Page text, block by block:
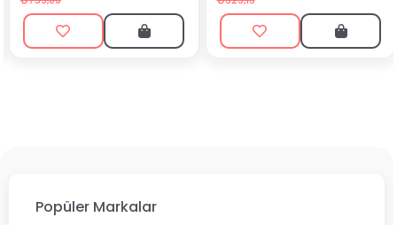
Popüler Markalar